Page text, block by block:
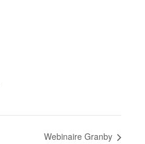
Webinaire Granby